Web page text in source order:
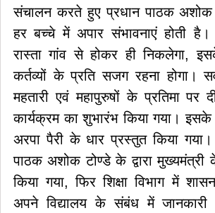
संचालन करते हुए प्रधान पाठक अशोक
हर बच्चे में अपार संभावनाएं होती है।
रास्ता गांव से होकर ही निकलेगा,
कर्तव्यों के प्रति सजग रहना होगा।
महतारी एवं महापुरुषों के प्रतिमा पर
कार्यक्रम का शुभारंभ किया गया। इसके
अरपा पैरी के धार प्रस्तुत किया गया।
पाठक अशोक टोण्डे के द्वारा
किया गया, फिर शिक्षा विभाग में
अपने विद्यालय के संबंध में जानकारी